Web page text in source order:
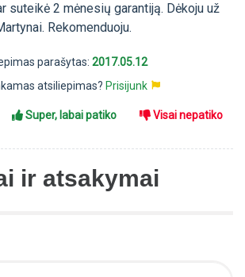
suteikė 2 mėnesių garantiją. Dėkoju už
Rekomenduoju.
parašytas: 2017.05.12
atsiliepimas? Prisijunk
Super, labai patiko Visai nepatiko
ir atsakymai